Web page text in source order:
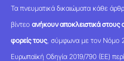
Τα πνευματικά δικαιώματα κάθε
βίντεοανήκουν αποκλειστικά στους
φορείς τους , σύμφωνα με τον Νόμο
Ευρωπαϊκή Οδηγία 2019/790 (ΕΕ)